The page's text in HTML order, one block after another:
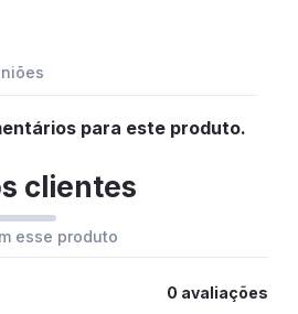
para este produto.
clientes
esse produto
0 avaliações